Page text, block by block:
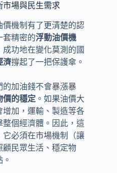
市場與民生需求
機制有了更清楚的認
套精密的浮動油價機
成功地在變化莫測的國
濟撐起了一把保護傘。
加油錢不會暴漲暴
價的穩定 。如果油價大
增加，運輸、製造等各
個經濟體。因此，這
必須在市場機制（讓
顧民眾生活、穩定物